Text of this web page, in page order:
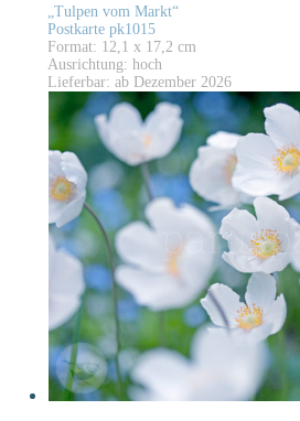
„Tulpen vom Markt“
Postkarte pk1015
Format: 12,1 x 17,2 cm
Ausrichtung: hoch
Lieferbar: ab Dezember 2026